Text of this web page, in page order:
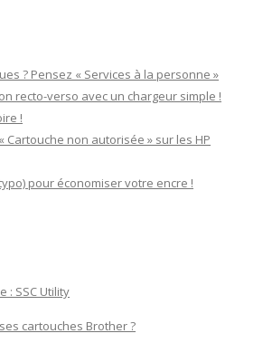
? Pensez « Services à la personne »
recto-verso avec un chargeur simple !
!
Cartouche non autorisée » sur les HP
pour économiser votre encre !
: SSC Utility
cartouches Brother ?